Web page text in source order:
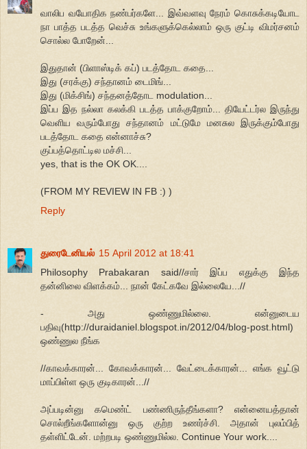
வாலிப வயோதிக நண்பர்களே... இவ்வளவு நேரம் கொசுக்கடியோட
நா பாத்த படத்த வெச்சு உங்களுக்கெல்லாம் ஒரு குட்டி விமர்சனம்
சொல்ல போறேன்...
இதுதான் (பிளாஸ்டிக் கப்) படத்தோட கதை...
இது (சரக்கு) சந்தானம் டைமிங்...
இது (மிக்சிங்) சந்தனத்தோட modulation...
இப்ப இத நல்லா கலக்கி படத்த பாக்குறோம்... தியேட்டர்ல இருந்து
வெளிய வரும்போது சந்தானம் மட்டுமே மனசுல இருக்கும்போது
படத்தோட கதை என்னாச்சு?
குப்பத்தொட்டில மச்சி...
yes, that is the OK OK....
(FROM MY REVIEW IN FB :) )
Reply
துரைடேனியல் 15 April 2012 at 18:41
Philosophy Prabakaran said//சார் இப்ப எதுக்கு இந்த
தன்னிலை விளக்கம்... நான் கேட்கவே இல்லையே...//
- அது ஒண்ணுமில்லை. என்னுடைய
பதிவு(http://duraidaniel.blogspot.in/2012/04/blog-post.html)
ஒண்ணுல நீங்க
//காவக்காரன்... கோவக்காரன்... வேட்டைக்காரன்... எங்க வூட்டு
மாப்பிள்ள ஒரு குடிகாரன்...//
அப்படின்னு கமெண்ட் பண்ணிருந்தீங்களா? என்னையத்தான்
சொல்றீங்களோன்னு ஒரு குற்ற உணர்ச்சி. அதான் புலம்பித்
தள்ளிட்டேன். மற்றபடி ஒண்ணுமில்ல. Continue Your work....